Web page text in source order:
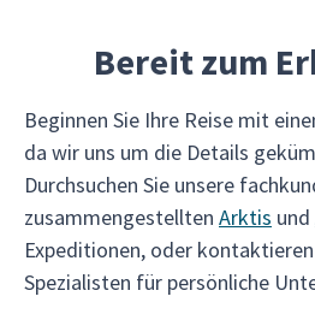
Bereit zum
Beginnen Sie Ihre Reise mit
da wir uns um die Details
Durchsuchen Sie unsere
zusammengestellten Arktis und
Expeditionen, oder
Spezialisten für persönliche